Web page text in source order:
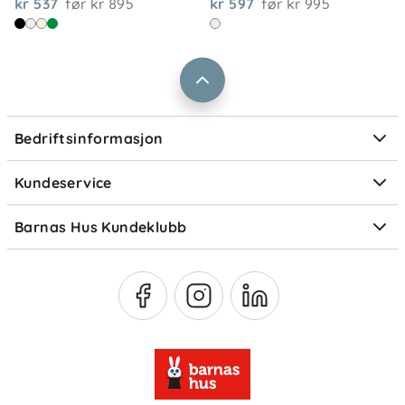
kr 537 før kr 895
kr 597 før kr 995
Bedriftsinformasjon
Jobbe i Barnas Hus
Størrelsesguider
Kundeservice
Salgsbetingelser
Ofte stilte spørsmål
Om Klarna
Barnas Hus Kundeklubb
Medlemsvilkår